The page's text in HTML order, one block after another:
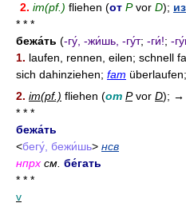
2. im(pf.) fliehen (от Р vor D);
* * *
бежа́ть (-гу́, -жи́шь, -гу́т; -ги́!; -
1. laufen, rennen, eilen; schnell
sich dahinziehen; fam überlaufen;
2. im(pf.) fliehen (от Рvor D); →
* * *
бежа́ть
<бегу́, бежи́шь> нсв
нпрх см. бе́гать
* * *
v